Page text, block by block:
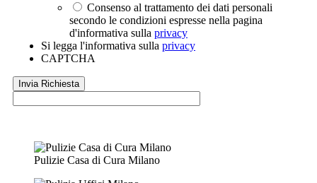
Consenso al trattamento dei dati personali
secondo le condizioni espresse nella pagina
d'informativa sulla privacy
Si legga l'informativa sulla privacy
CAPTCHA
Pulizie Casa di Cura Milano